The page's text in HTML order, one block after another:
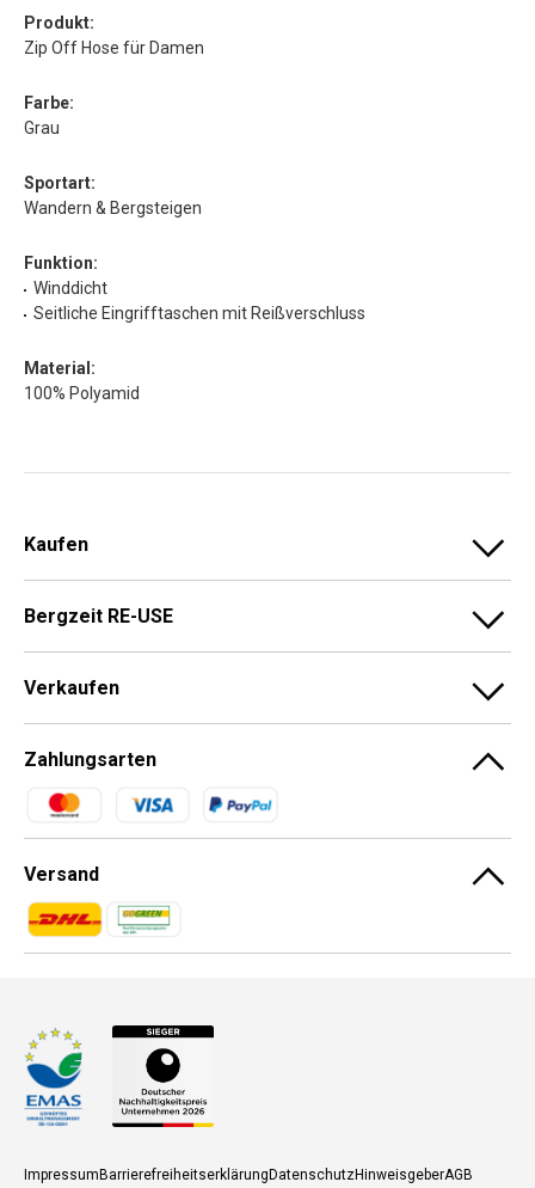
Produkt:
Zip Off Hose für Damen
Farbe:
Grau
Sportart:
Wandern & Bergsteigen
Funktion:
Winddicht
Seitliche Eingrifftaschen mit Reißverschluss
Material:
100% Polyamid
Kaufen
Bergzeit RE-USE
Verkaufen
Zahlungsarten
Zahlungsmethoden
Versand
Zahlungsmethoden
Zahlungsmethoden
ImpressumBarrierefreiheitserklärungDatenschutzHinweisgeberAGB